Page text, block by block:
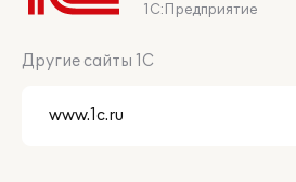
1С:Предприятие
Другие сайты 1С